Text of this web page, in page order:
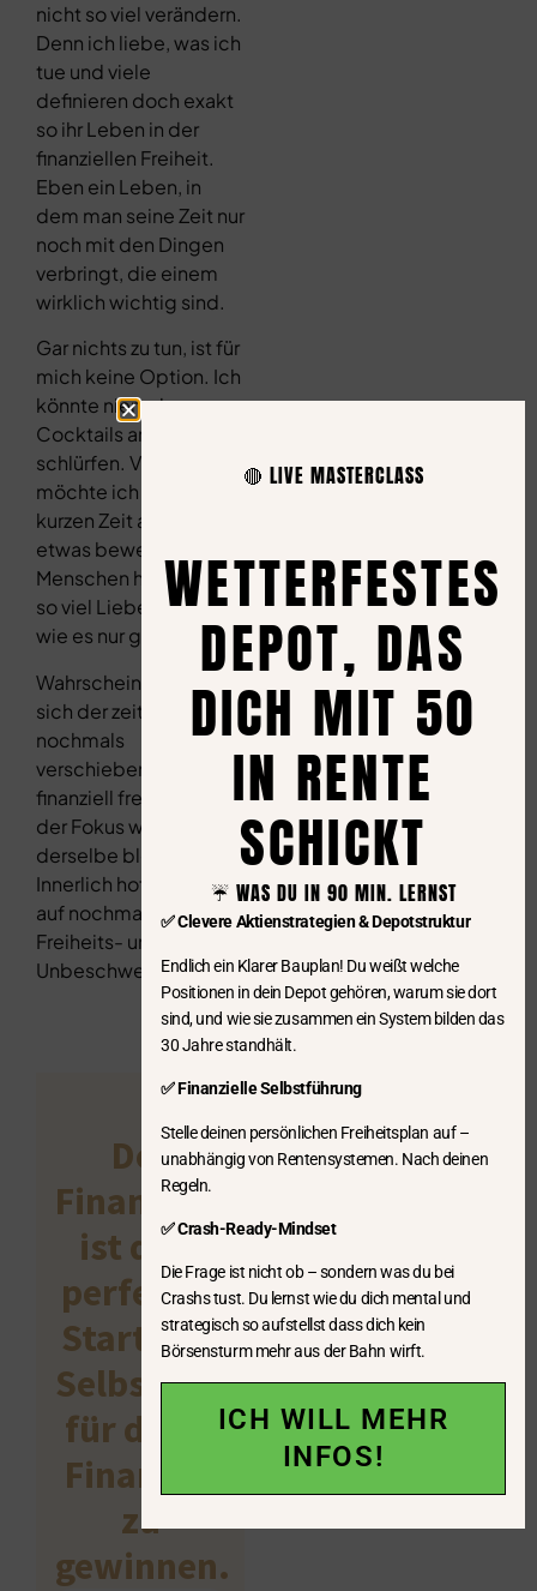
nicht so viel verändern.
Denn ich liebe, was ich
tue und viele
definieren doch exakt
so ihr Leben in der
finanziellen Freiheit.
Eben ein Leben, in
dem man seine Zeit nur
noch mit den Dingen
verbringt, die einem
wirklich wichtig sind.
Gar nichts zu tun, ist für
mich keine Option. Ich
könnte niemals nur
Cocktails am Strand
schlürfen. Vielmehr
möchte ich mit meiner
kurzen Zeit auf Erden
etwas bewegen,
Menschen helfen und
so viel Liebe schenken
wie es nur geht.
Wahrscheinlich wird
sich der zeitliche Anteil
nochmals
verschieben, wenn ich
finanziell frei bin, aber
der Fokus wird
derselbe bleiben.
Innerlich hoffe ich aber
auf nochmal mehr
Freiheits- und
Unbeschwertheitsgefühl.
Der
Finanzfahrplan
ist dein
perfekter
Start, um
Selbstsicherheit
für deine
Finanzen
zu
gewinnen.
🔴 LIVE MASTERCLASS
WETTERFESTES
DEPOT, DAS
DICH MIT 50
IN RENTE
SCHICKT
☔️ WAS DU IN 90 MIN. LERNST
✅ Clevere Aktienstrategien & Depotstruktur
Endlich ein Klarer Bauplan! Du weißt welche
Positionen in dein Depot gehören, warum sie dort
sind, und wie sie zusammen ein System bilden das
30 Jahre standhält.
✅ Finanzielle Selbstführung
Stelle deinen persönlichen Freiheitsplan auf –
unabhängig von Rentensystemen. Nach deinen
Regeln.
✅ Crash-Ready-Mindset
Die Frage ist nicht ob – sondern was du bei
Crashs tust. Du lernst wie du dich mental und
strategisch so aufstellst dass dich kein
Börsensturm mehr aus der Bahn wirft.
ICH WILL MEHR
INFOS!